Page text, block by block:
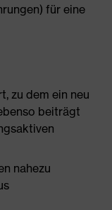
für eine
zu dem ein neu
beiträgt
nahezu